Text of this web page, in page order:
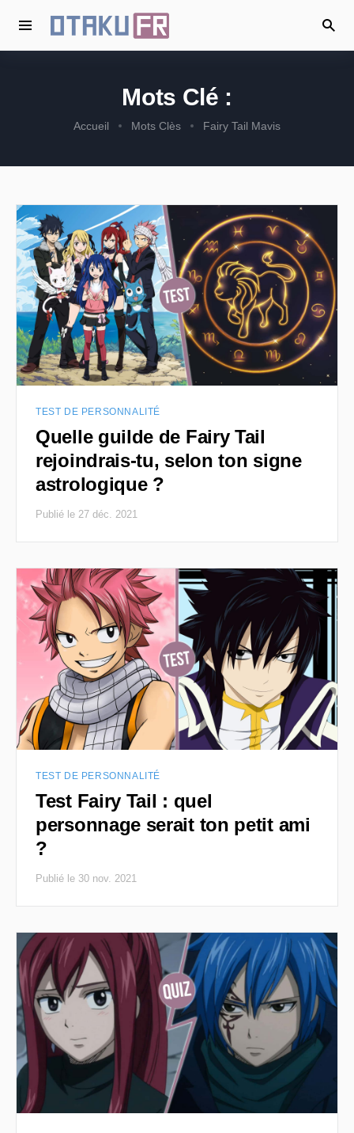
Mots Clé :
Accueil Mots Clès Fairy Tail Mavis
TEST DE PERSONNALITÉ
Quelle guilde de Fairy Tail
rejoindrais-tu, selon ton signe
astrologique ?
Publié le 27 déc. 2021
TEST DE PERSONNALITÉ
Test Fairy Tail : quel
personnage serait ton petit ami
?
Publié le 30 nov. 2021